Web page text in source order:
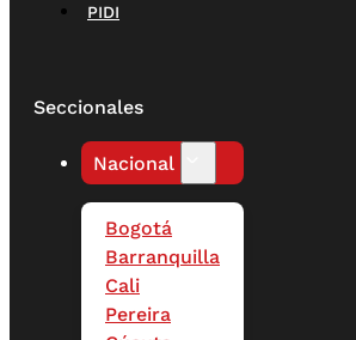
PIDI
Seccionales
Nacional
Bogotá
Barranquilla
Cali
Pereira